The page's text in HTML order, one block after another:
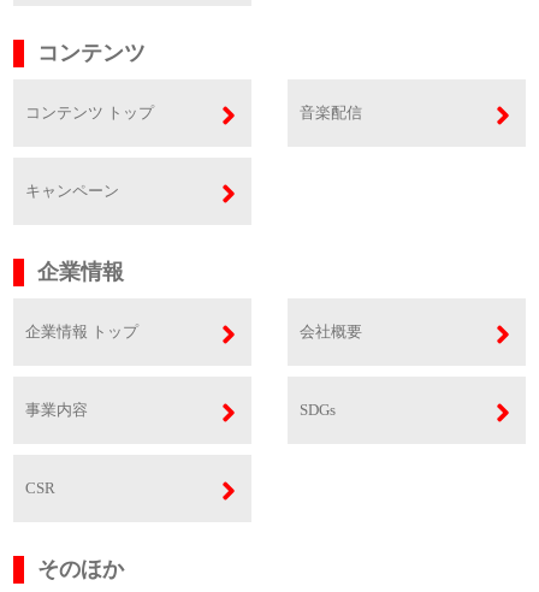
コンテンツ
コンテンツ トップ 音楽配信
キャンペーン
企業情報
企業情報 トップ 会社概要
事業内容 SDGs
CSR
そのほか